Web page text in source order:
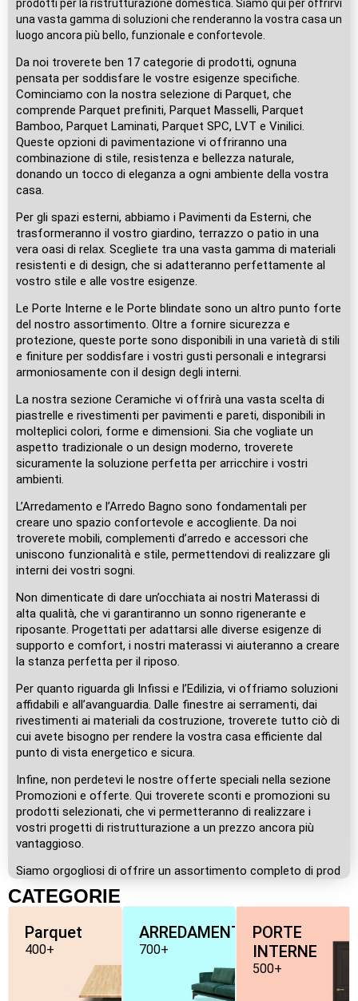
prodotti per la ristrutturazione domestica. Siamo qui per offrirvi
una vasta gamma di soluzioni che renderanno la vostra casa un
luogo ancora più bello, funzionale e confortevole.
Da noi troverete ben 17 categorie di prodotti, ognuna
pensata per soddisfare le vostre esigenze specifiche.
Cominciamo con la nostra selezione di Parquet, che
comprende Parquet prefiniti, Parquet Masselli, Parquet
Bamboo, Parquet Laminati, Parquet SPC, LVT e Vinilici.
Queste opzioni di pavimentazione vi offriranno una
combinazione di stile, resistenza e bellezza naturale,
donando un tocco di eleganza a ogni ambiente della vostra
casa.
Per gli spazi esterni, abbiamo i Pavimenti da Esterni, che
trasformeranno il vostro giardino, terrazzo o patio in una
vera oasi di relax. Scegliete tra una vasta gamma di materiali
resistenti e di design, che si adatteranno perfettamente al
vostro stile e alle vostre esigenze.
Le Porte Interne e le Porte blindate sono un altro punto forte
del nostro assortimento. Oltre a fornire sicurezza e
protezione, queste porte sono disponibili in una varietà di stili
e finiture per soddisfare i vostri gusti personali e integrarsi
armoniosamente con il design degli interni.
La nostra sezione Ceramiche vi offrirà una vasta scelta di
piastrelle e rivestimenti per pavimenti e pareti, disponibili in
molteplici colori, forme e dimensioni. Sia che vogliate un
aspetto tradizionale o un design moderno, troverete
sicuramente la soluzione perfetta per arricchire i vostri
ambienti.
L’Arredamento e l’Arredo Bagno sono fondamentali per
creare uno spazio confortevole e accogliente. Da noi
troverete mobili, complementi d’arredo e accessori che
uniscono funzionalità e stile, permettendovi di realizzare gli
interni dei vostri sogni.
Non dimenticate di dare un’occhiata ai nostri Materassi di
alta qualità, che vi garantiranno un sonno rigenerante e
riposante. Progettati per adattarsi alle diverse esigenze di
supporto e comfort, i nostri materassi vi aiuteranno a creare
la stanza perfetta per il riposo.
Per quanto riguarda gli Infissi e l’Edilizia, vi offriamo soluzioni
affidabili e all’avanguardia. Dalle finestre ai serramenti, dai
rivestimenti ai materiali da costruzione, troverete tutto ciò di
cui avete bisogno per rendere la vostra casa efficiente dal
punto di vista energetico e sicura.
Infine, non perdetevi le nostre offerte speciali nella sezione
Promozioni e offerte. Qui troverete sconti e promozioni su
prodotti selezionati, che vi permetteranno di realizzare i
vostri progetti di ristrutturazione a un prezzo ancora più
vantaggioso.
Siamo orgogliosi di offrire un assortimento completo di prod
CATEGORIE
Parquet
400+
ARREDAMENTO
700+
PORTE
INTERNE
500+